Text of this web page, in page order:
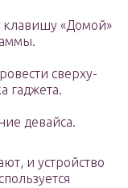
«Домой»
сверху-
гаджета.
девайса.
и устройство